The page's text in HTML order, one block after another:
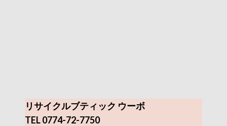
リサイクルブティック ウーボ
TEL 0774-72-7750